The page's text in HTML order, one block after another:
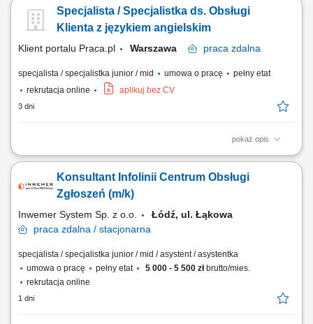
digital. Cognizant Poland offices are located in Gdańsk, Wrocław, and
Kraków. With the capacity to support various clients, we offer a world of...
Specjalista / Specjalistka ds. Obsługi
Klienta z językiem angielskim
Klient portalu Praca.pl Warszawa praca zdalna
specjalista / specjalistka junior / mid umowa o pracę
pełny etat
rekrutacja online
aplikuj bez CV
3 dni
pokaż opis
zapewnianie profesjonalnej obsługi klienta w języku angielskim
użytkowników; odpowiadanie na pytania klientów i pomoc w
rozwiązywaniu bieżących problemów; diagnozowanie podstawowych
Konsultant Infolinii Centrum Obsługi
Zgłoszeń (m/k)
Inwemer System Sp. z o.o.
Łódź, ul. Łąkowa
praca zdalna / stacjonarna
specjalista / specjalistka junior / mid / asystent / asystentka
umowa o pracę
pełny etat 5 000 - 5 500 złbrutto/mies.
rekrutacja online
1 dni